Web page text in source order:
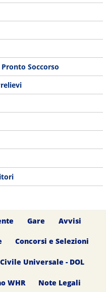
Soccorso
Gare Avvisi
Concorsi e Selezioni
Universale - DOL
WHR Note Legali